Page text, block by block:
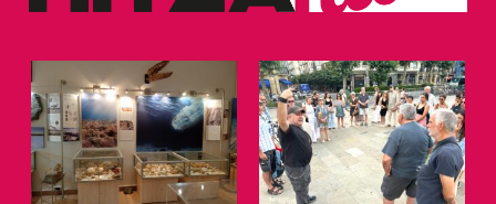
zerbitzuak hobetzeko asmoz, cookie teknologiaz
erabiltzeko baimen esplizitua ematen diguzu.Gehiago
irakurri